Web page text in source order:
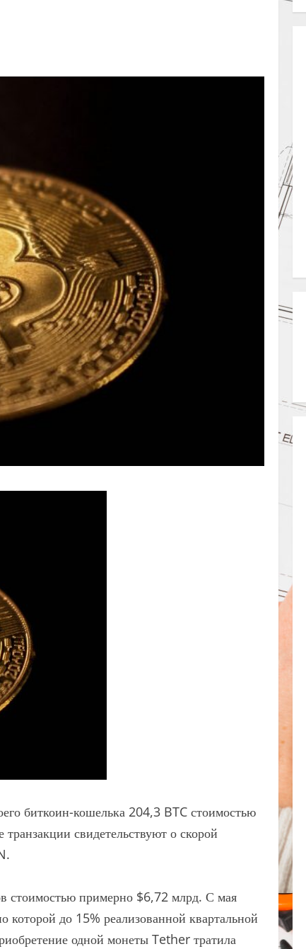
биткоин-кошелька 204,3 BTC стоимостью
свидетельствуют о скорой
стоимостью примерно $6,72 млрд. С мая
которой до 15% реализованной квартальной
одной монеты Tether тратила